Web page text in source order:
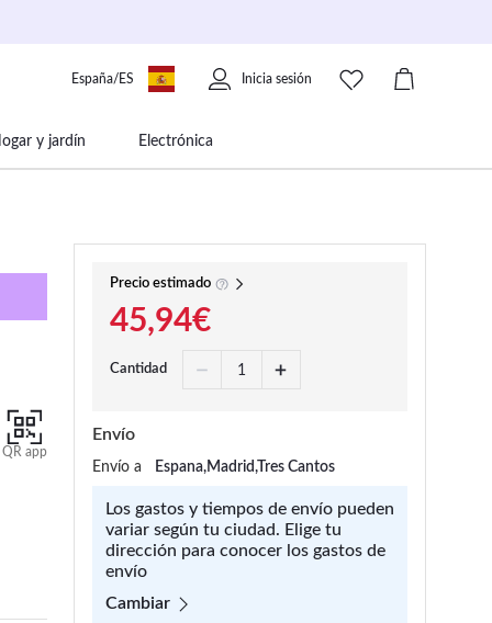
España/ES Inicia sesión
y jardín Electrónica
QR app
Precio estimado
45,94€
Cantidad
Envío
Envío a Espana,Madrid,Tres Cantos
Los gastos y tiempos de envío pueden
variar según tu ciudad. Elige tu
dirección para conocer los gastos de
envío
Cambiar